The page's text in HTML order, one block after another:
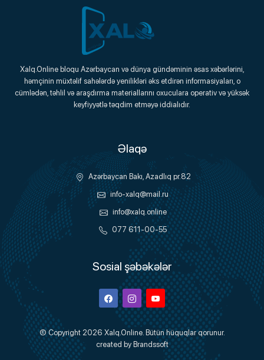
Xalq.Online
Onlayn Platforma
Xalq.Online bloqu Azərbaycan və dünya gündəminin əsas xəbərlərini,
həmçinin müxtəlif sahələrdə yenilikləri əks etdirən informasiyaları, o
cümlədən, təhlil və araşdırma materiallarını oxuculara operativ və yüksək
keyfiyyətlə təqdim etməyə iddialıdır.
Əlaqə
Azərbaycan Bakı, Azadlıq pr.82
info-xalq@mail.ru
info@xalq.online
077 611-00-55
Sosial şəbəkələr
FacebookInstagramYoutube
© Copyright 2026 Xalq.Online. Bütün hüquqlar qorunur.
created by Brandssoft